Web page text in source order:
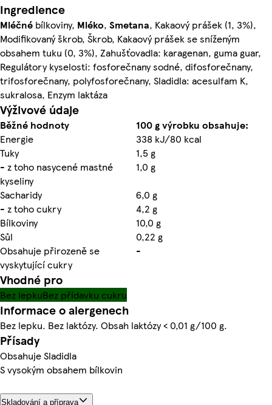
Ingredience
Mléčné bílkoviny, Mléko, Smetana, Kakaový prášek (1, 3%),
Modifikovaný škrob, Škrob, Kakaový prášek se sníženým
obsahem tuku (0, 3%), Zahušťovadla: karagenan, guma guar,
Regulátory kyselosti: fosforečnany sodné, difosforečnany,
trifosforečnany, polyfosforečnany, Sladidla: acesulfam K,
sukralosa, Enzym laktáza
Výživové údaje
Běžné hodnoty
100 g výrobku obsahuje:
Energie
338 kJ/80 kcal
Tuky
1,5 g
- z toho nasycené mastné
kyseliny
1,0 g
Sacharidy
6,0 g
- z toho cukry
4,2 g
Bílkoviny
10,0 g
Sůl
0,22 g
Obsahuje přirozeně se
vyskytující cukry
-
Vhodné pro
Bez lepkuBez přídavku cukru
Informace o alergenech
Bez lepku. Bez laktózy. Obsah laktózy < 0,01 g/100 g.
Přísady
Obsahuje Sladidla
S vysokým obsahem bílkovin
Skladování a příprava